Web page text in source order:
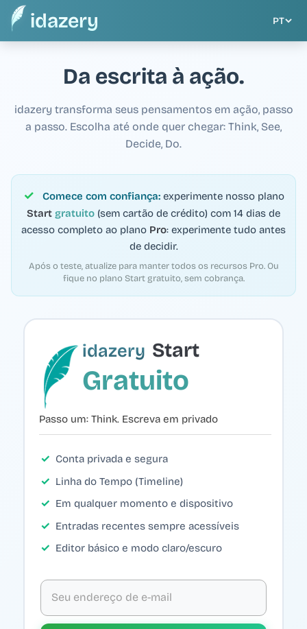
idazery PT
Da escrita à ação.
idazery transforma seus pensamentos em ação, passo
a passo. Escolha até onde quer chegar: Think, See,
Decide, Do.
✓ Comece com confiança:experimente nosso plano
Start gratuito (sem cartão de crédito) com 14 dias de
acesso completo ao plano Pro: experimente tudo antes
de decidir.
Após o teste, atualize para manter todos os recursos Pro. Ou
fique no plano Start gratuito, sem cobrança.
idazery Start
Gratuito
Passo um: Think. Escreva em privado
Conta privada e segura
Linha do Tempo (Timeline)
Em qualquer momento e dispositivo
Entradas recentes sempre acessíveis
Editor básico e modo claro/escuro
Seu endereço de e-mail